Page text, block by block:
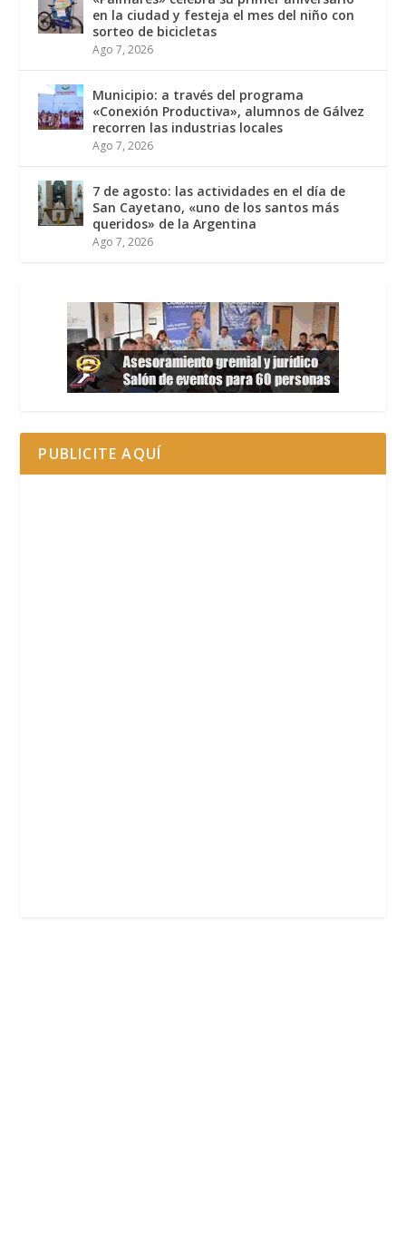
en la ciudad y festeja el mes del niño con
sorteo de bicicletas
Ago 7, 2026
Municipio: a través del programa
«Conexión Productiva», alumnos de Gálvez
recorren las industrias locales
Ago 7, 2026
7 de agosto: las actividades en el día de
San Cayetano, «uno de los santos más
queridos» de la Argentina
Ago 7, 2026
PUBLICITE AQUÍ